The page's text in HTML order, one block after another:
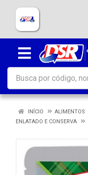
INÍCIO
ALIMENTOS
ENLATADO E CONSERVA